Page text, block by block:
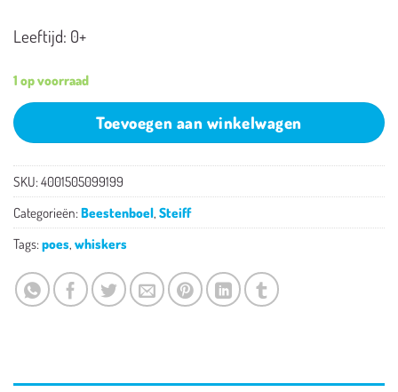
Leeftijd: 0+
1 op voorraad
Toevoegen aan winkelwagen
SKU: 4001505099199
Categorieën: Beestenboel, Steiff
Tags: poes, whiskers